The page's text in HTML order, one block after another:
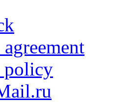
policy